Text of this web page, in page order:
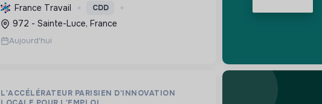
protège et restaure les écosystèmes
marins et côtiers, sensibilise le public et
mobilise les citoyens pour un aven...
France Travail CDD
972 - Sainte-Luce, France
Aujourd'hui
L'ACCÉLÉRATEUR PARISIEN D'INNOVATION